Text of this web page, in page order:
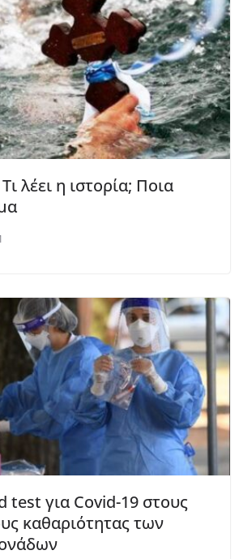
λέει η ιστορία; Ποια
test για Covid-19 στους
καθαριότητας των